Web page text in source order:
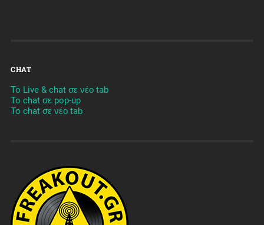
CHAT
To Live & chat σε νέο tab
To chat σε pop-up
To chat σε νέο tab